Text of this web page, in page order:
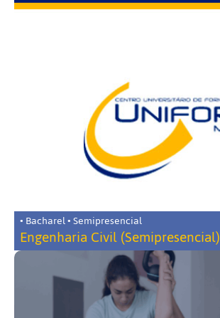
• Bacharel • Semipresencial
Engenharia Civil (Semipresencial)